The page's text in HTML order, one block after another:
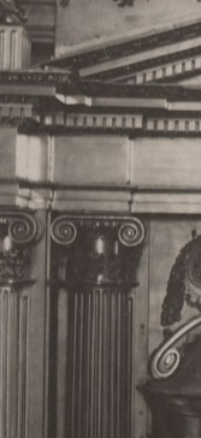
веру в